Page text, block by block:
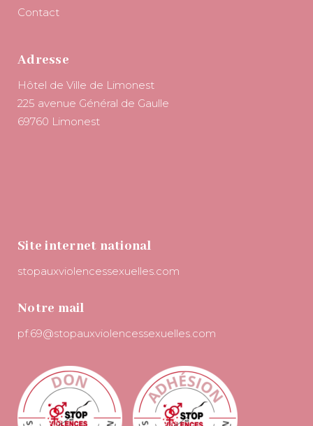
Contact
Adresse
Hôtel de Ville de Limonest
225 avenue Général de Gaulle
69760 Limonest
Site internet national
stopauxviolencessexuelles.com
Notre mail
pf.69@stopauxviolencessexuelles.com